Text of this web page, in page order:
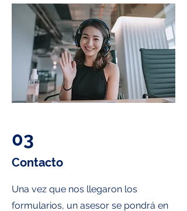
03
Contacto
Una vez que nos llegaron los
formularios, un asesor se pondrá en